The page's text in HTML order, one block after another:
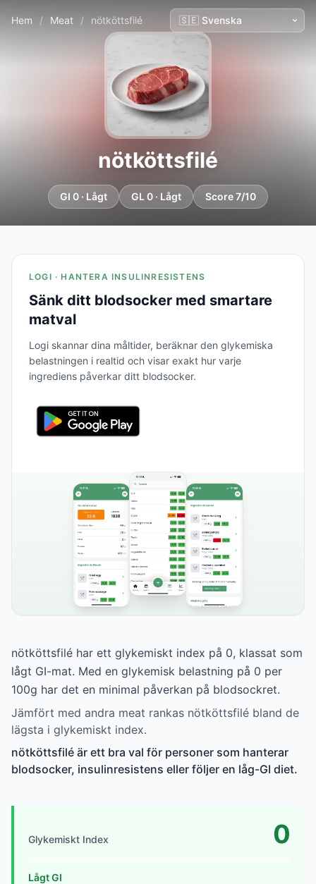
Hem / Meat / nötköttsfilé
nötköttsfilé
GI 0 · Lågt GL 0 · Lågt Score 7/10
LOGI · HANTERA INSULINRESISTENS
Sänk ditt blodsocker med smartare
matval
Logi skannar dina måltider, beräknar den glykemiska
belastningen i realtid och visar exakt hur varje
ingrediens påverkar ditt blodsocker.
nötköttsfilé har ett glykemiskt index på 0, klassat som
lågt GI-mat. Med en glykemisk belastning på 0 per
100g har det en minimal påverkan på blodsockret.
Jämfört med andra meat rankas nötköttsfilé bland de
lägsta i glykemiskt index.
nötköttsfilé är ett bra val för personer som hanterar
blodsocker, insulinresistens eller följer en låg-GI diet.
Glykemiskt Index 0
Lågt GI